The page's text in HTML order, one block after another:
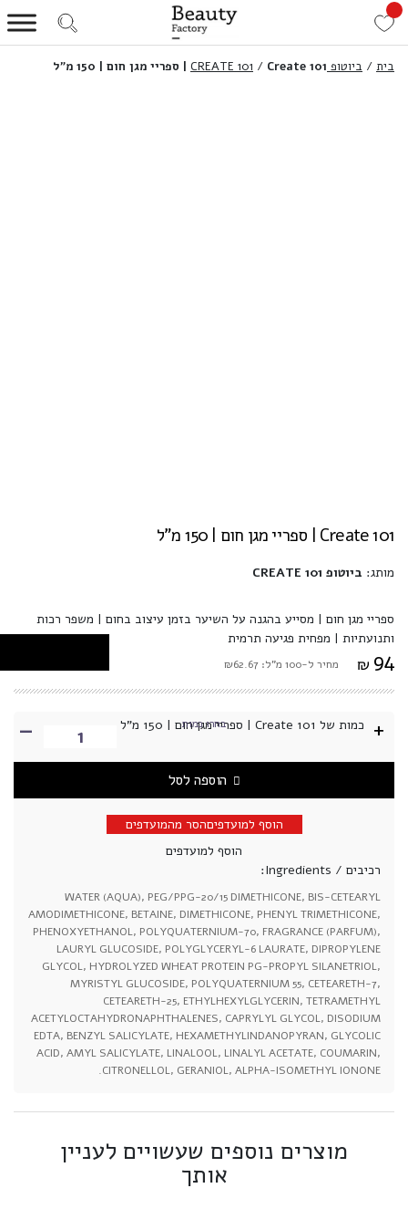
בית / ביוטופ CREATE 101 / Create 101 | ספריי מגן חום | 150 מ”ל
Create 101 | ספריי מגן חום | 150 מ"ל
מותג: ביוטופ CREATE 101
ספריי מגן חום | מסייע בהגנה על השיער בזמן עיצוב בחום | משפר רכות
ותנועתיות | מפחית פגיעה תרמית
₪ 94 מחיר ל-100 מ"ל: ₪62.67
+ כמות של Create 101 | ספריי מגן חום | 150 מ"ל בחרו כמות -
הוספה לסל
הוסף למועדפיםהסר מהמועדפים
הוסף למועדפים
רכיבים / Ingredients:
WATER (AQUA), PEG/PPG-20/15 DIMETHICONE, BIS-CETEARYL
AMODIMETHICONE, BETAINE, DIMETHICONE, PHENYL TRIMETHICONE,
PHENOXYETHANOL, POLYQUATERNIUM-70, FRAGRANCE (PARFUM),
LAURYL GLUCOSIDE, POLYGLYCERYL-6 LAURATE, DIPROPYLENE
GLYCOL, HYDROLYZED WHEAT PROTEIN PG-PROPYL SILANETRIOL,
MYRISTYL GLUCOSIDE, POLYQUATERNIUM 55, CETEARETH-7,
CETEARETH-25, ETHYLHEXYLGLYCERIN, TETRAMETHYL
ACETYLOCTAHYDRONAPHTHALENES, CAPRYLYL GLYCOL, DISODIUM
EDTA, BENZYL SALICYLATE, HEXAMETHYLINDANOPYRAN, GLYCOLIC
ACID, AMYL SALICYLATE, LINALOOL, LINALYL ACETATE, COUMARIN,
CITRONELLOL, GERANIOL, ALPHA-ISOMETHYL IONONE.
מוצרים נוספים שעשויים לעניין
אותך